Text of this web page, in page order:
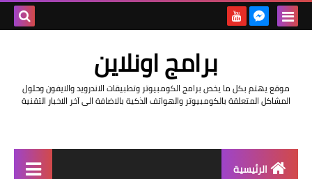
برامج اونلاين
موقع يهتم بكل ما يخص برامج الكومبيوتر وتطبيقات الاندرويد والايفون وحلول
المشاكل المتعلقة بالكومبيوتر والهواتف الذكية بالاضافة الى آخر الاخبار التقنية
الرئيسية